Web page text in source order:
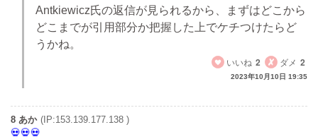
Antkiewicz氏の返信が見られるから、まずはどこから
どこまでが引用部分か把握した上でケチつけたらど
うかね。
いいね 2 ダメ 2
2023年10月10日 19:35
8 あか (IP:153.139.177.138 )